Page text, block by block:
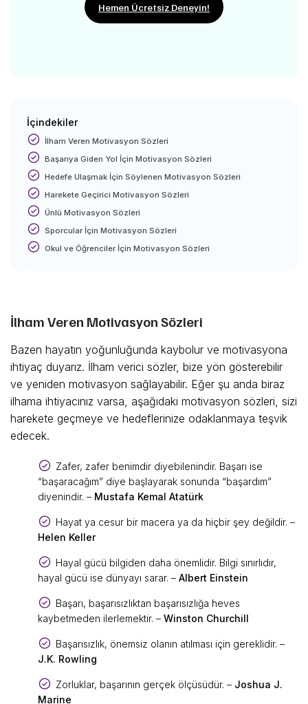
Hemen Ücretsiz Deneyin!
İçindekiler
İlham Veren Motivasyon Sözleri
Başarıya Giden Yol İçin Motivasyon Sözleri
Hedefe Ulaşmak İçin Söylenen Motivasyon Sözleri
Harekete Geçirici Motivasyon Sözleri
Ünlü Motivasyon Sözleri
Sporcular İçin Motivasyon Sözleri
Okul ve Öğrenciler İçin Motivasyon Sözleri
İlham Veren Motivasyon Sözleri
Bazen hayatın yoğunluğunda kaybolur ve motivasyona
ihtiyaç duyarız. İlham verici sözler, bize yön gösterebilir
ve yeniden motivasyon sağlayabilir. Eğer şu anda biraz
ilhama ihtiyacınız varsa, aşağıdaki motivasyon sözleri, sizi
harekete geçmeye ve hedeflerinize odaklanmaya teşvik
edecek.
Zafer, zafer benimdir diyebilenindir. Başarı ise
“başaracağım” diye başlayarak sonunda “başardım”
diyenindir. – Mustafa Kemal Atatürk
Hayat ya cesur bir macera ya da hiçbir şey değildir. –
Helen Keller
Hayal gücü bilgiden daha önemlidir. Bilgi sınırlıdır,
hayal gücü ise dünyayı sarar. – Albert Einstein
Başarı, başarısızlıktan başarısızlığa heves
kaybetmeden ilerlemektir. – Winston Churchill
Başarısızlık, önemsiz olanın atılması için gereklidir. –
J.K. Rowling
Zorluklar, başarının gerçek ölçüsüdür. – Joshua J.
Marine